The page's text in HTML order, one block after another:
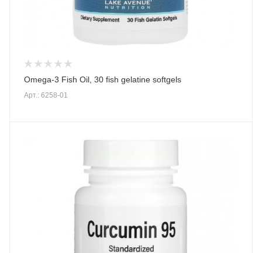
Omega-3 Fish Oil, 30 fish gelatine softgels
Арт.: 6258-01